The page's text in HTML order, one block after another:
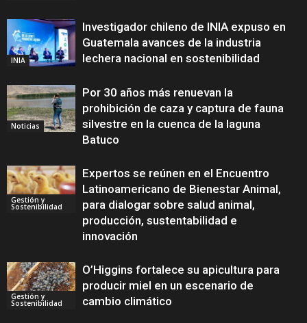
INIA
Investigador chileno de INIA expuso en
Guatemala avances de la industria
lechera nacional en sostenibilidad
Noticias
Por 30 años más renuevan la
prohibición de caza y captura de fauna
silvestre en la cuenca de la laguna
Batuco
Gestión y
Sostenibilidad
Expertos se reúnen en el Encuentro
Latinoamericano de Bienestar Animal,
para dialogar sobre salud animal,
producción, sustentabilidad e
innovación
Gestión y
Sostenibilidad
O’Higgins fortalece su apicultura para
producir miel en un escenario de
cambio climático